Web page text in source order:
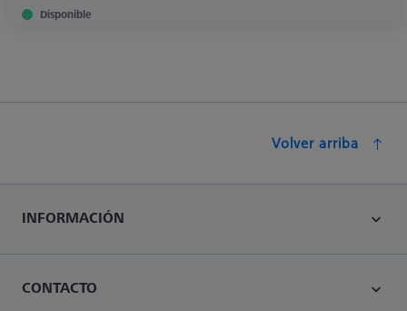
Disponible
Volver arriba
INFORMACIÓN
CONTACTO